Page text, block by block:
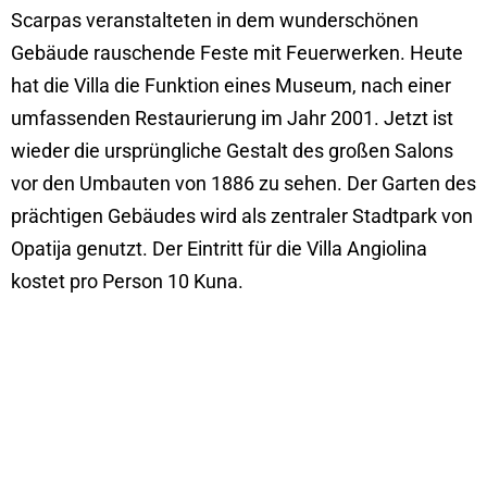
Scarpas veranstalteten in dem wunderschönen
Gebäude rauschende Feste mit Feuerwerken. Heute
hat die Villa die Funktion eines Museum, nach einer
umfassenden Restaurierung im Jahr 2001. Jetzt ist
wieder die ursprüngliche Gestalt des großen Salons
vor den Umbauten von 1886 zu sehen. Der Garten des
prächtigen Gebäudes wird als zentraler Stadtpark von
Opatija genutzt. Der Eintritt für die Villa Angiolina
kostet pro Person 10 Kuna.